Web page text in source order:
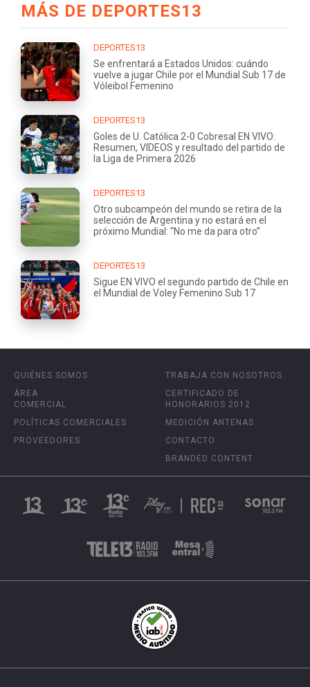
MÁS DE DEPORTES13
DEPORTES13
Se enfrentará a Estados Unidos: cuándo
vuelve a jugar Chile por el Mundial Sub 17 de
Vóleibol Femenino
DEPORTES13
Goles de U. Católica 2-0 Cobresal EN VIVO:
Resumen, VIDEOS y resultado del partido de
la Liga de Primera 2026
DEPORTES13
Otro subcampeón del mundo se retira de la
selección de Argentina y no estará en el
próximo Mundial: “No me da para otro”
DEPORTES13
Sigue EN VIVO el segundo partido de Chile en
el Mundial de Voley Femenino Sub 17
QUIÉNES SOMOS
ÁREA
COMERCIAL
POLÍTICAS COMERCIALES
PROVEEDORES
TRABAJA CON NOSOTROS
CERTIFICADO DE
HONORARIOS 2012
MEDICIÓN ANTENAS
CONTACTO
BRANDED CONTENT